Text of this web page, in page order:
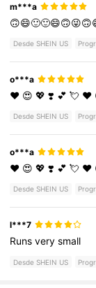
m***a
Desde SHEIN US
o***a
❤️ 😍💖❣️ 💕💘 ❤️
Desde SHEIN US
o***a
❤️ 😍💖❣️ 💕💘 ❤️
Desde SHEIN US
l***7
Runsverysmall
Desde SHEIN US